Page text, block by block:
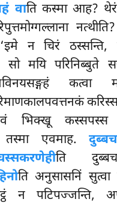
वाति कस्मा आह? थेरं
न चिरं
मयि परिनिब्बुते
भिक्खू कस्सपस्स
तस्मा एवमाह.
ति
ति अनुसासनिं
न पटिपज्जन्ति,